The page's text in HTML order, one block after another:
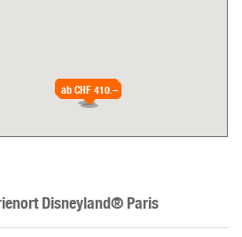
ab CHF 409.–
ab CHF 410.–
Disneyland® Paris